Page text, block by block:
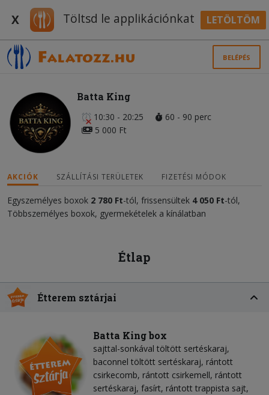
X Töltsd le applikációnkat LETÖLTÖM
BELÉPÉS
Batta King
10:30 - 20:25
60 - 90 perc
5 000 Ft
AKCIÓK SZÁLLÍTÁSI TERÜLETEK FIZETÉSI MÓDOK
Egyszemélyes boxok 2 780 Ft-tól, frissensültek 4 050 Ft-tól,
Többszemélyes boxok, gyermekételek a kínálatban
Étlap
Étterem sztárjai
Batta King box
sajttal-sonkával töltött sertéskaraj,
baconnel töltött sertéskaraj, rántott
csirkecomb, rántott csirkemell, rántott
sertéskaraj, fasírt, rántott trappista sajt,